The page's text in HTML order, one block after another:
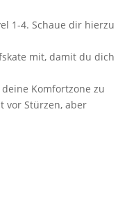
1-4. Schaue dir hierzu
mit, damit du dich
Komfortzone zu
vor Stürzen, aber